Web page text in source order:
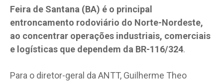
Feira de Santana (BA) é o principal
entroncamento rodoviário do Norte-Nordeste,
ao concentrar operações industriais, comerciais
e logísticas que dependem da BR-116/324.
Para o diretor-geral da ANTT, Guilherme Theo